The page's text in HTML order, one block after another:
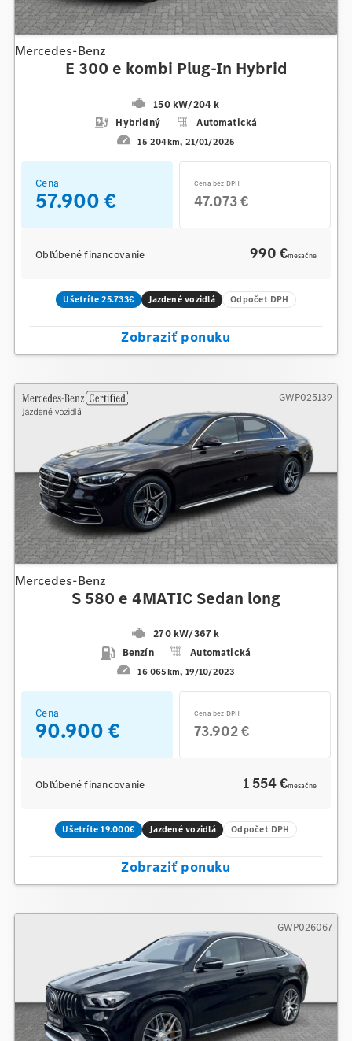
Mercedes-Benz
E 300 e kombi Plug-In Hybrid
150 kW/204 k
Hybridný
Automatická
15 204km 21/01/2025
Cena
57.900 €
Cena bez DPH
47.073 €
Obľúbené financovanie 990 €mesačne
Ušetríte 25.733€ Jazdené vozidlá Odpočet DPH
Zobraziť ponuku
Mercedes-Benz
S 580 e 4MATIC Sedan long
270 kW/367 k
Benzín
Automatická
16 065km 19/10/2023
GWP025139
Cena
90.900 €
Cena bez DPH
73.902 €
Obľúbené financovanie 1 554 €mesačne
Ušetríte 19.000€ Jazdené vozidlá Odpočet DPH
Zobraziť ponuku
GWP026067